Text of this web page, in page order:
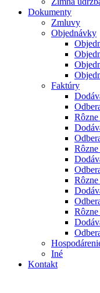
Dokumenty
Zmluvy
Objednávky
Faktúry
Iné
Kontakt